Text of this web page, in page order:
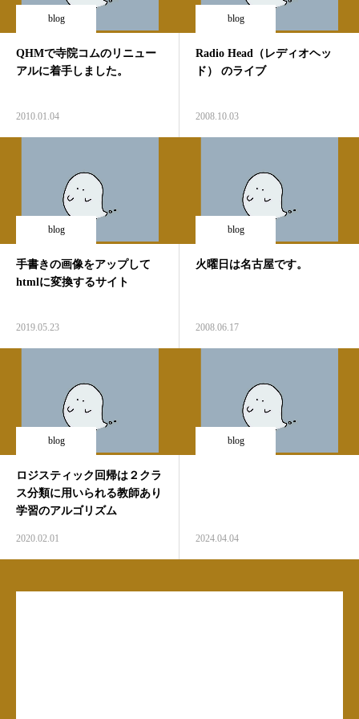
blog
QHMで寺院コムのリニュー
アルに着手しました。
2010.01.04
blog
Radio Head（レディオヘッ
ド） のライブ
2008.10.03
blog
手書きの画像をアップして
htmlに変換するサイト
2019.05.23
blog
火曜日は名古屋です。
2008.06.17
blog
ロジスティック回帰は２クラ
ス分類に用いられる教師あり
学習のアルゴリズム
2020.02.01
blog
2024.04.04